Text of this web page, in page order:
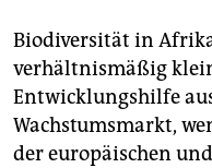
Biodiversität in
verhältnismäßig
Entwicklungshilfe
Wachstumsmarkt,
der europäischen